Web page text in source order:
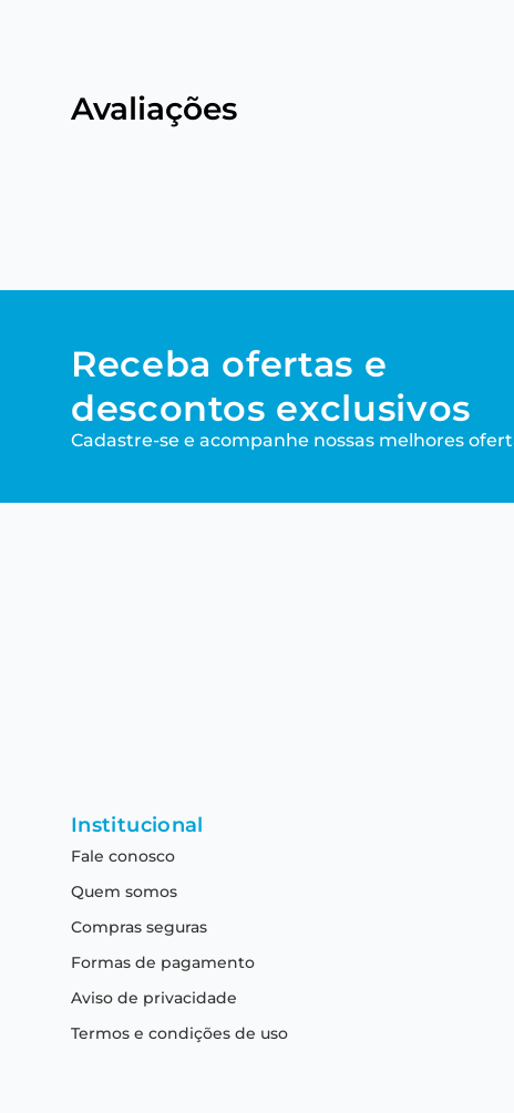
Avaliações
Receba ofertas e
descontos exclusivos
Cadastre-se e acompanhe nossas melhores
Institucional
Fale conosco
Quem somos
Compras seguras
Formas de pagamento
Aviso de privacidade
Termos e condições de uso